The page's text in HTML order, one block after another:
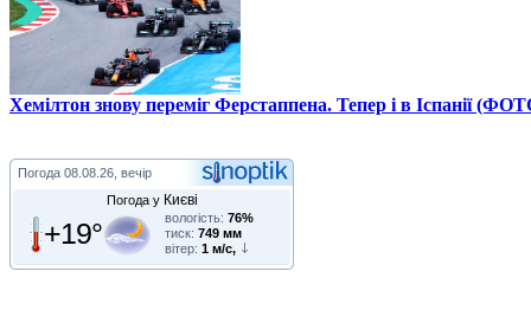
Хемілтон знову переміг Ферстаппена. Тепер і в Іспанії
Погода 08.08.26, вечір
Погода у Києві
+19° вологість: 76%
тиск: 749 мм
вітер: 1 м/с,